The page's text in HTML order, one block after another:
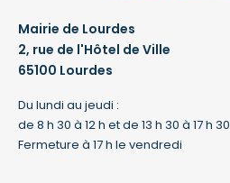
Mairie de Lourdes
2, rue de l'Hôtel de Ville
65100 Lourdes
Du lundi au jeudi :
de 8 h 30 à 12 h et de 13 h 30 à 17 h 30
Fermeture à 17 h le vendredi